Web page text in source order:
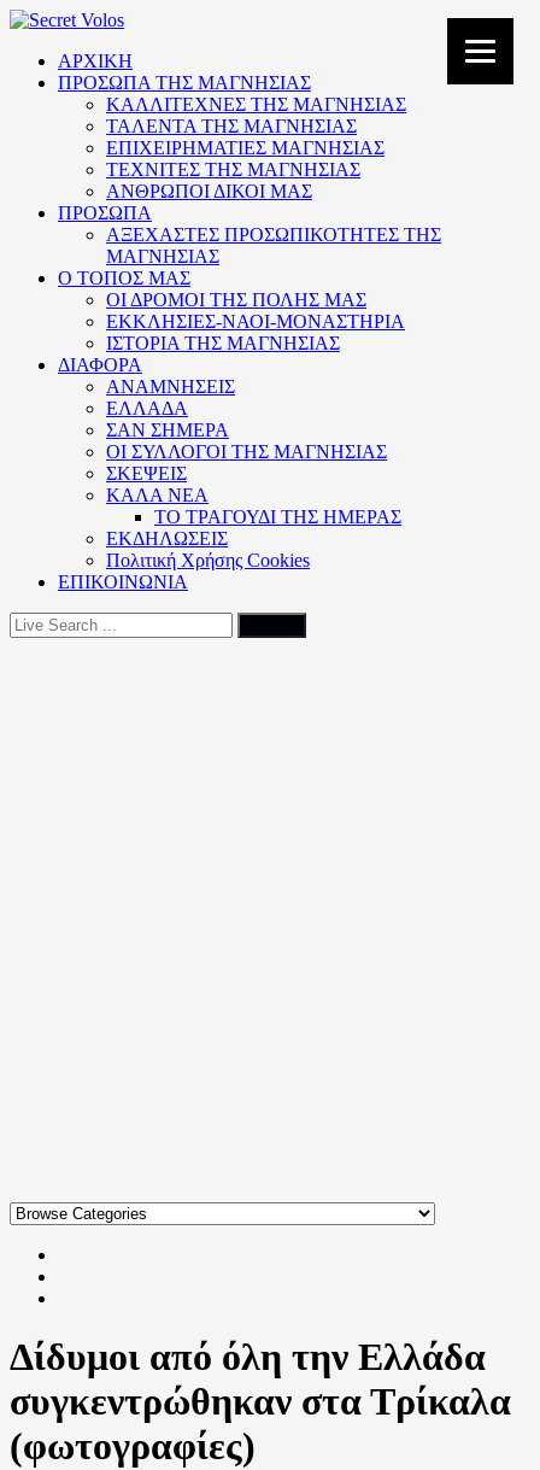
ΑΡΧΙΚΗ
ΠΡΟΣΩΠΑ ΤΗΣ ΜΑΓΝΗΣΙΑΣ
ΚΑΛΛΙΤΕΧΝΕΣ ΤΗΣ ΜΑΓΝΗΣΙΑΣ
ΤΑΛΕΝΤΑ ΤΗΣ ΜΑΓΝΗΣΙΑΣ
ΕΠΙΧΕΙΡΗΜΑΤΙΕΣ ΜΑΓΝΗΣΙΑΣ
ΤΕΧΝΙΤΕΣ ΤΗΣ ΜΑΓΝΗΣΙΑΣ
ΑΝΘΡΩΠΟΙ ΔΙΚΟΙ ΜΑΣ
ΠΡΟΣΩΠΑ
ΑΞΕΧΑΣΤΕΣ ΠΡΟΣΩΠΙΚΟΤΗΤΕΣ ΤΗΣ
ΜΑΓΝΗΣΙΑΣ
Ο ΤΟΠΟΣ ΜΑΣ
ΟΙ ΔΡΟΜΟΙ ΤΗΣ ΠΟΛΗΣ ΜΑΣ
ΕΚΚΛΗΣΙΕΣ-ΝΑΟΙ-ΜΟΝΑΣΤΗΡΙΑ
ΙΣΤΟΡΙΑ ΤΗΣ ΜΑΓΝΗΣΙΑΣ
ΔΙΑΦΟΡΑ
ΑΝΑΜΝΗΣΕΙΣ
ΕΛΛΑΔΑ
ΣΑΝ ΣΗΜΕΡΑ
ΟΙ ΣΥΛΛΟΓΟΙ ΤΗΣ ΜΑΓΝΗΣΙΑΣ
ΣΚΕΨΕΙΣ
ΚΑΛΑ ΝΕΑ
ΤΟ ΤΡΑΓΟΥΔΙ ΤΗΣ ΗΜΕΡΑΣ
ΕΚΔΗΛΩΣΕΙΣ
Πολιτική Xρήσης Cookies
ΕΠΙΚΟΙΝΩΝΙΑ
Δίδυμοι από όλη την Ελλάδα
συγκεντρώθηκαν στα Τρίκαλα
(φωτογραφίες)